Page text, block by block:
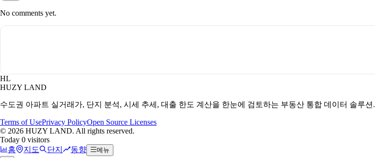
No comments yet.
HL
HUZY LAND
수도권 아파트 실거래가, 단지 분석, 시세 추세, 대출 한도 계산을 한눈에 검토하는 부동산 통합 데이터 솔루션.
Terms of UsePrivacy PolicyOpen Source Licenses
© 2026 HUZY LAND. All rights reserved.
Today 0 visitors
홈
지도 단지 동향 메뉴